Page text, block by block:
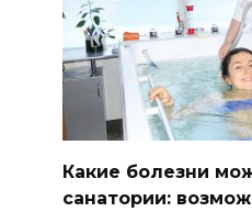
Какие болезни
санатории: